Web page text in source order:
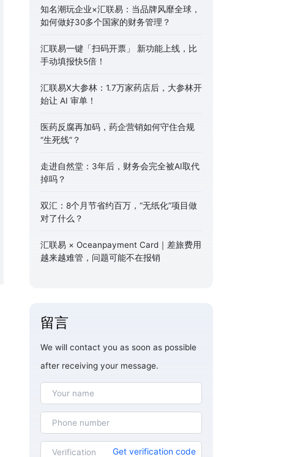
知名潮玩企业×汇联易：当品牌风靡全球，
如何做好30多个国家的财务管理？
汇联易一键「扫码开票」 新功能上线，比
手动填报快5倍！
汇联易X大参林：1.7万家药店后，大参林开
始让 AI 审单！
医药反腐再加码，药企营销如何守住合规
“生死线”？
走进自然堂：3年后，财务会完全被AI取代
掉吗？
双汇：8个月节省约百万，“无纸化”项目做
对了什么？
汇联易 × Oceanpayment Card｜差旅费用
越来越难管，问题可能不在报销
留言
We will contact you as soon as possible
after receiving your message.
Get verification code